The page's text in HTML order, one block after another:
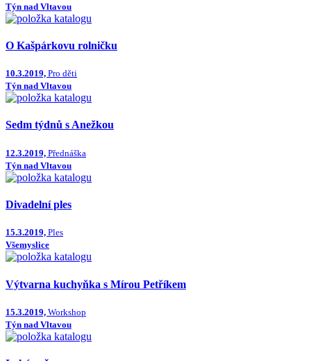
Týn nad Vltavou
O Kašpárkovu rolničku
10.3.2019, Pro děti
Týn nad Vltavou
Sedm týdnů s Anežkou
12.3.2019, Přednáška
Týn nad Vltavou
Divadelní ples
15.3.2019, Ples
Všemyslice
Výtvarna kuchyňka s Mírou Petříkem
15.3.2019, Workshop
Týn nad Vltavou